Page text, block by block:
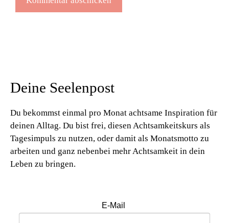
Deine Seelenpost
Du bekommst einmal pro Monat achtsame Inspiration für
deinen Alltag. Du bist frei, diesen Achtsamkeitskurs als
Tagesimpuls zu nutzen, oder damit als Monatsmotto zu
arbeiten und ganz nebenbei mehr Achtsamkeit in dein
Leben zu bringen.
E-Mail